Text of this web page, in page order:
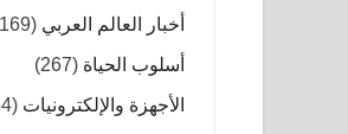
أخبار العالم العربي (169)
أسلوب الحياة (267)
الأجهزة والإلكترونيات (754)